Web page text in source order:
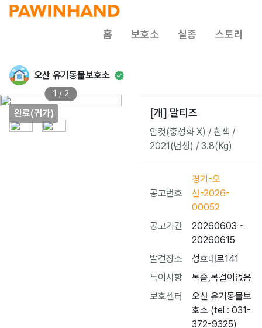
홈 보호소 실종 스토리
오산 유기동물보호소
완료(귀가)
1 / 2
[개] 말티즈
암컷(중성화 X) / 흰색 /
2021(년생) / 3.8(Kg)
공고번호
경기-오
산-2026-
00052
공고기간
20260603 ~
20260615
발견장소
성호대로141
특이사항
목줄,목걸이없음
보호센터
오산 유기동물보
호소 (tel : 031-
372-9325)